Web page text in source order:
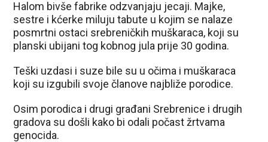
Halom bivše fabrike odzvanjaju jecaji. Majke,
sestre i kćerke miluju tabute u kojim se nalaze
posmrtni ostaci srebreničkih muškaraca, koji su
planski ubijani tog kobnog jula prije 30 godina.
Teški uzdasi i suze bile su u očima i muškaraca
koji su izgubili svoje članove najbliže porodice.
Osim porodica i drugi građani Srebrenice i drugih
gradova su došli kako bi odali počast žrtvama
genocida.